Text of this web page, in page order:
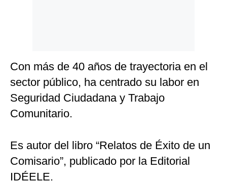
Con más de 40 años de trayectoria en el
sector público, ha centrado su labor en
Seguridad Ciudadana y Trabajo
Comunitario.
Es autor del libro “Relatos de Éxito de un
Comisario”, publicado por la Editorial
IDÉELE.